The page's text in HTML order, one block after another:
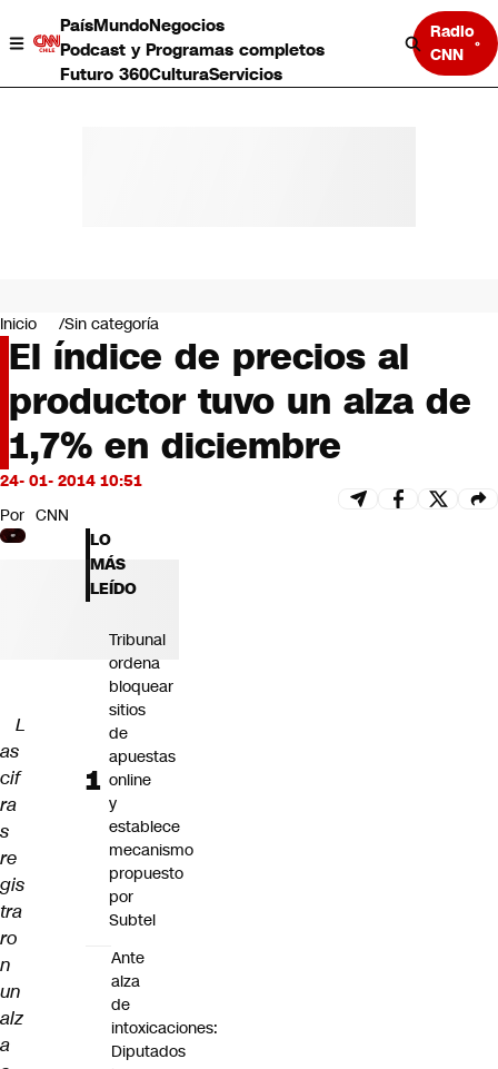
PaísMundoNegocios
Podcast y Programas completos
Futuro 360CulturaServicios
Radio
CNN
Negocios
Deportes
Programas completos
Cultura
Servicios
Bits
CNN Data
CNN tiempo
Futuro 360
Opinión
Inicio Sin categoría
El índice de precios al
productor tuvo un alza de
1,7% en diciembre
24- 01- 2014 10:51
Por CNN
L
as
cif
ra
s
re
gis
tra
ro
n
un
alz
a
LO
MÁS
LEÍDO
Tribunal
ordena
bloquear
sitios
de
apuestas
online
y
establece
mecanismo
propuesto
por
Subtel
Ante
alza
de
intoxicaciones:
Diputados